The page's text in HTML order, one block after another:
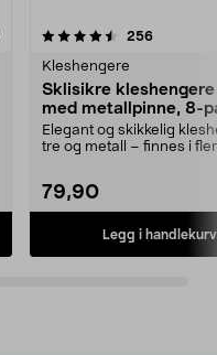
256
Kleshengere
Sklisikre
med metallpinne, 8-
Elegant og skikkelig
tre og metall – finnes i
79,90
Legg i handlekurv
4.5av 5 stjerner